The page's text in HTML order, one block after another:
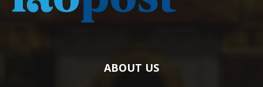
ABOUT US